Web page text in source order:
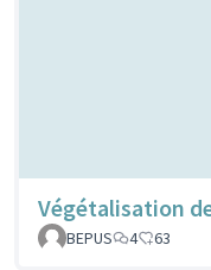
Végétalisation
BEPUS
4 63